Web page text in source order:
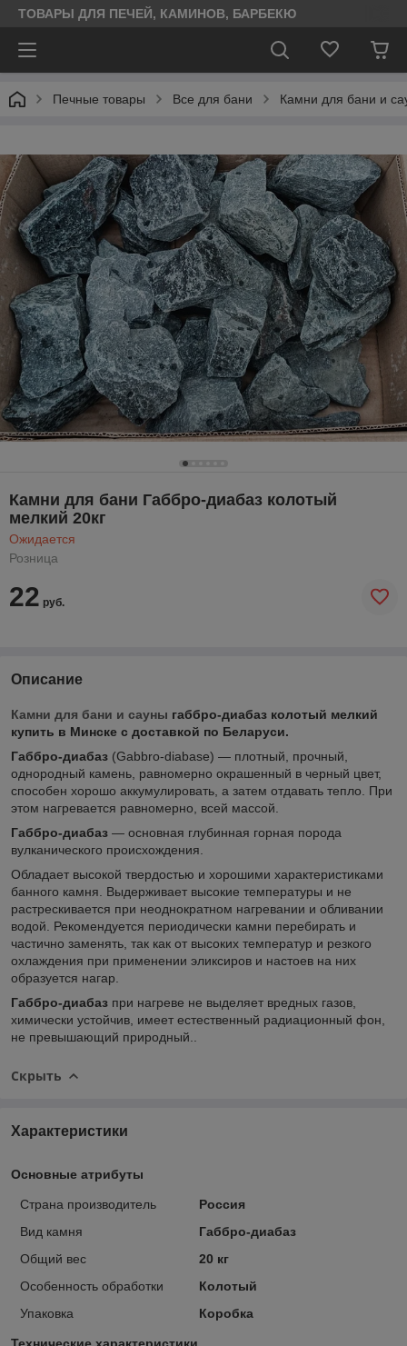
ТОВАРЫ ДЛЯ ПЕЧЕЙ, КАМИНОВ, БАРБЕКЮ
Печные товары Все для бани Камни для бани и
Камни для бани Габбро-диабаз колотый
мелкий 20кг
Ожидается
Розница
22 руб.
Описание
Камни для бани и сауны габбро-диабаз колотый мелкий
купить в Минске с доставкой по Беларуси.
Габбро-диабаз (Gabbro-diabase) — плотный, прочный,
однородный камень, равномерно окрашенный в черный цвет,
способен хорошо аккумулировать, а затем отдавать тепло. При
этом нагревается равномерно, всей массой.
Габбро-диабаз — основная глубинная горная порода
вулканического происхождения.
Обладает высокой твердостью и хорошими характеристиками
банного камня. Выдерживает высокие температуры и не
растрескивается при неоднократном нагревании и обливании
водой. Рекомендуется периодически камни перебирать и
частично заменять, так как от высоких температур и резкого
охлаждения при применении эликсиров и настоев на них
образуется нагар.
Габбро-диабаз при нагреве не выделяет вредных газов,
химически устойчив, имеет естественный радиационный фон,
не превышающий природный..
Скрыть
Характеристики
Основные атрибуты
Страна производитель
Россия
Вид камня
Габбро-диабаз
Общий вес
20 кг
Особенность обработки
Колотый
Упаковка
Коробка
Технические характеристики